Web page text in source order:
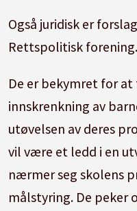
Også juridisk er
Rettspolitisk forening.
De er bekymret for
innskrenkning av
utøvelsen av deres
vil være et ledd i en
nærmer seg skolens
målstyring. De peker